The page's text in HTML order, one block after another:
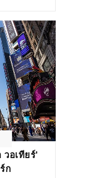
อเทียร์’
ก